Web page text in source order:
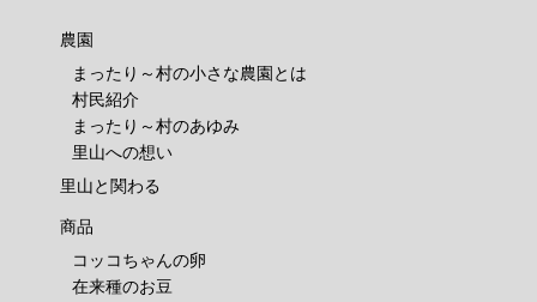
農園
まったり～村の小さな農園とは
村民紹介
まったり～村のあゆみ
里山への想い
里山と関わる
商品
コッコちゃんの卵
在来種のお豆